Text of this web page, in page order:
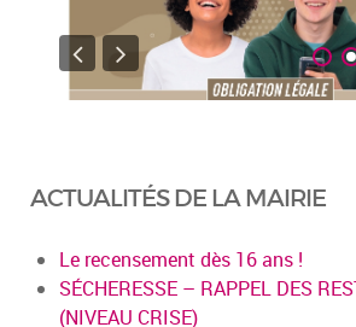
ACTUALITÉS DE LA MAIRIE
Le recensement dès 16 ans !
SÉCHERESSE – RAPPEL DES
(NIVEAU CRISE)